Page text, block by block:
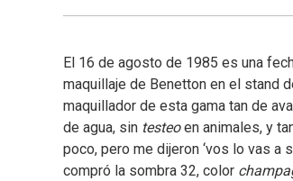
El 16 de agosto de 1985 es una
maquillaje de Benetton en el stand
maquillador de esta gama tan de
de agua, sin testeoen animales, y
poco, pero me dijeron ‘vos lo vas a
compró la sombra 32, color